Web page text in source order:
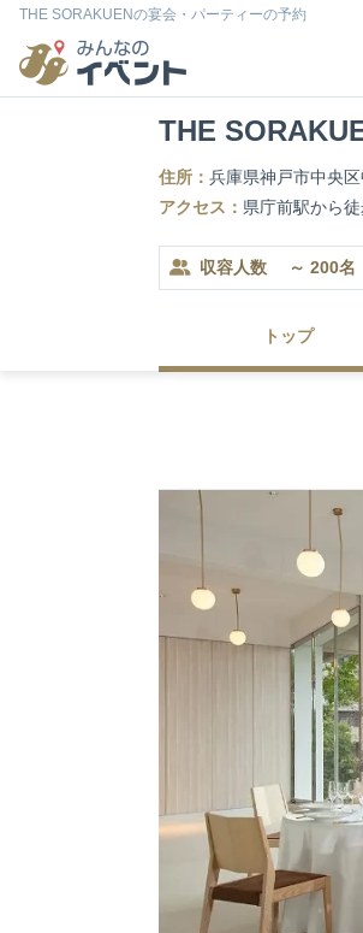
THE SORAKUENの宴会・パーティーの予約
THE
住所： 兵庫県神戸市中央
アクセス： 県庁前駅から
収容人数 ～ 200名
トップ